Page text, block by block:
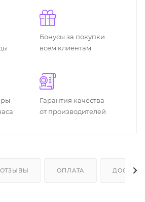
Бонусы за покупки
всем клиентам
Гарантия качества
от производителей
ОТЗЫВЫ ОПЛАТА